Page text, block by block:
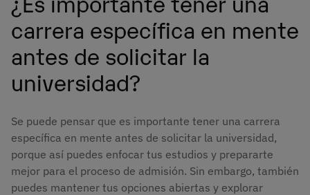
carrera específica en mente
antes de solicitar la
universidad?
Se puede pensar que es importante tener una carrera
específica en mente antes de solicitar la universidad,
porque así puedes enfocar tus estudios y prepararte
mejor para el proceso de admisión. Sin embargo, también
puedes mantener tus opciones abiertas y explorar